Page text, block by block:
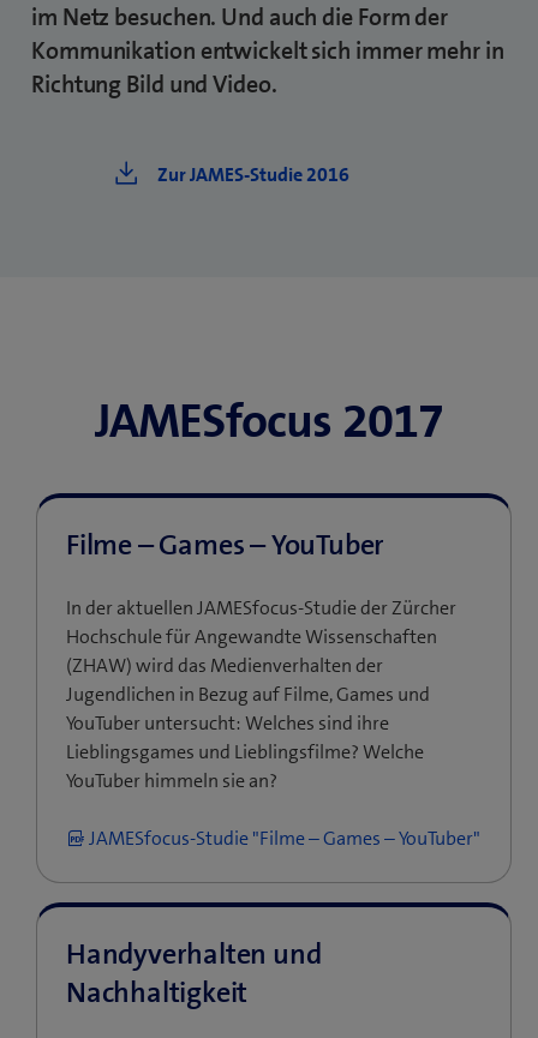
im Netz besuchen. Und auch die Form der
Kommunikation entwickelt sich immer mehr in
Richtung Bild und Video.
Zur JAMES-Studie 2016
JAMESfocus 2017
Filme – Games – YouTuber
In der aktuellen JAMESfocus-Studie der Zürcher
Hochschule für Angewandte Wissenschaften
(ZHAW) wird das Medienverhalten der
Jugendlichen in Bezug auf Filme, Games und
YouTuber untersucht: Welches sind ihre
Lieblingsgames und Lieblingsfilme? Welche
YouTuber himmeln sie an?
JAMESfocus-Studie "Filme – Games – YouTuber"
Handyverhalten und
Nachhaltigkeit